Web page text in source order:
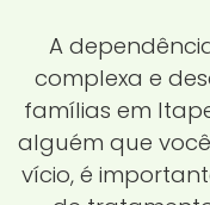
A
complexa e
famílias em
alguém que
vício, é